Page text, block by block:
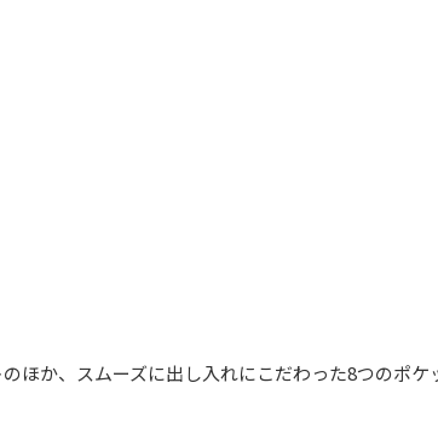
ほか、スムーズに出し入れにこだわった8つのポケ